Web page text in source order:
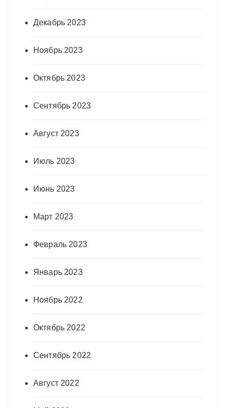
Декабрь 2023
Ноябрь 2023
Октябрь 2023
Сентябрь 2023
Август 2023
Июль 2023
Июнь 2023
Март 2023
Февраль 2023
Январь 2023
Ноябрь 2022
Октябрь 2022
Сентябрь 2022
Август 2022